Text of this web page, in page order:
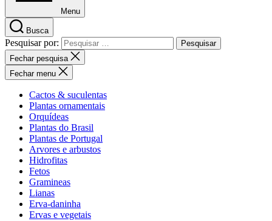
Menu
Busca
Pesquisar por:
Fechar pesquisa
Fechar menu
Cactos & suculentas
Plantas ornamentais
Orquídeas
Plantas do Brasil
Plantas de Portugal
Arvores e arbustos
Hidrofitas
Fetos
Gramineas
Lianas
Erva-daninha
Ervas e vegetais